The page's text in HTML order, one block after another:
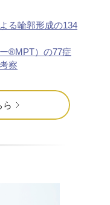
で、抗酸化効果やアンチ
タイム：特になし
点滴・美容注射
る輪郭形成の134
®MPT）の77症
察
ら